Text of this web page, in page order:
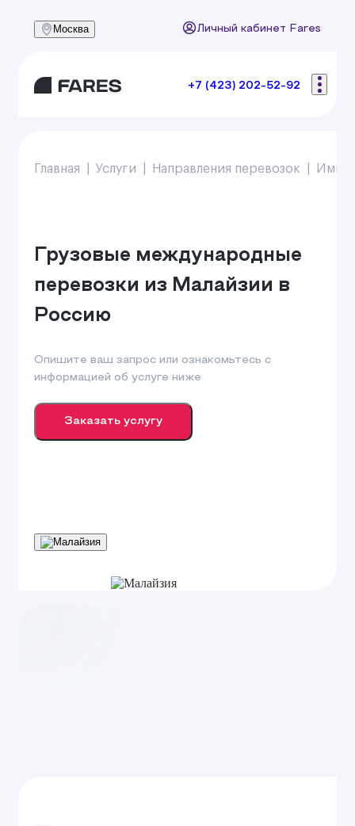
Москва Личный кабинет Fares
+7 (423) 202-52-92
Главная Услуги Направления перевозок
Грузовые международные
перевозки из Малайзии в
Россию
Опишите ваш запрос или ознакомьтесь с
информацией об услуге ниже
Заказать услугу